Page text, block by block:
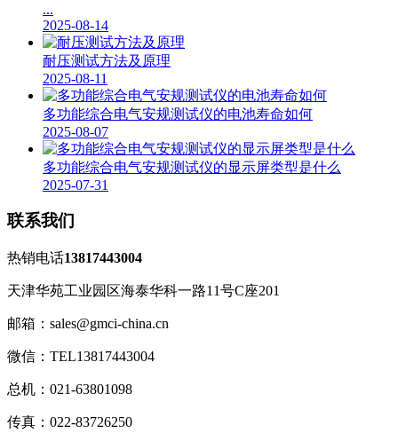
...
2025-08-14
耐压测试方法及原理
2025-08-11
多功能综合电气安规测试仪的电池寿命如何
2025-08-07
多功能综合电气安规测试仪的显示屏类型是什么
2025-07-31
联系我们
热销电话13817443004
天津华苑工业园区海泰华科一路11号C座201
邮箱：sales@gmci-china.cn
微信：TEL13817443004
总机：021-63801098
传真：022-83726250